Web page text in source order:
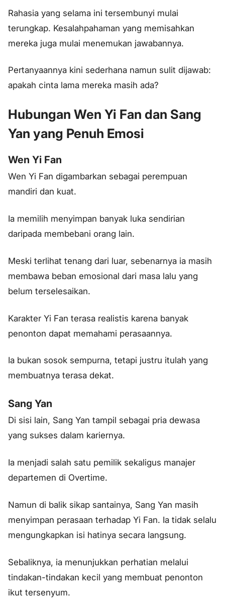
Rahasia yang selama ini tersembunyi mulai
terungkap. Kesalahpahaman yang memisahkan
mereka juga mulai menemukan jawabannya.
Pertanyaannya kini sederhana namun sulit dijawab:
apakah cinta lama mereka masih ada?
Hubungan Wen Yi Fan dan Sang
Yan yang Penuh Emosi
Wen Yi Fan
Wen Yi Fan digambarkan sebagai perempuan
mandiri dan kuat.
Ia memilih menyimpan banyak luka sendirian
daripada membebani orang lain.
Meski terlihat tenang dari luar, sebenarnya ia masih
membawa beban emosional dari masa lalu yang
belum terselesaikan.
Karakter Yi Fan terasa realistis karena banyak
penonton dapat memahami perasaannya.
Ia bukan sosok sempurna, tetapi justru itulah yang
membuatnya terasa dekat.
Sang Yan
Di sisi lain, Sang Yan tampil sebagai pria dewasa
yang sukses dalam kariernya.
Ia menjadi salah satu pemilik sekaligus manajer
departemen di Overtime.
Namun di balik sikap santainya, Sang Yan masih
menyimpan perasaan terhadap Yi Fan. Ia tidak selalu
mengungkapkan isi hatinya secara langsung.
Sebaliknya, ia menunjukkan perhatian melalui
tindakan-tindakan kecil yang membuat penonton
ikut tersenyum.